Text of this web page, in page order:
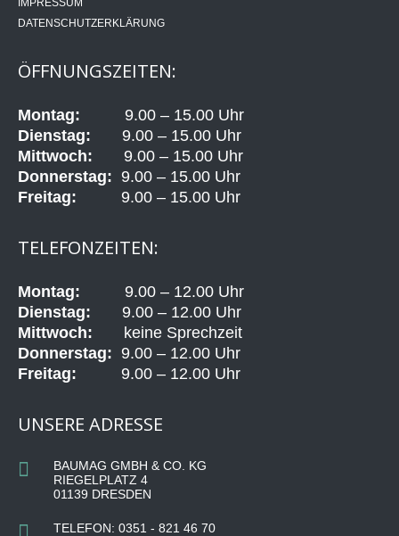
DATENSCHUTZERKLÄRUNG
ÖFFNUNGSZEITEN:
Montag: 9.00 – 15.00 Uhr
Dienstag: 9.00 – 15.00 Uhr
Mittwoch: 9.00 – 15.00 Uhr
Donnerstag: 9.00 – 15.00 Uhr
Freitag: 9.00 – 15.00 Uhr
TELEFONZEITEN:
Montag: 9.00 – 12.00 Uhr
Dienstag: 9.00 – 12.00 Uhr
Mittwoch: keine Sprechzeit
Donnerstag: 9.00 – 12.00 Uhr
Freitag: 9.00 – 12.00 Uhr
UNSERE ADRESSE
BAUMAG GMBH & CO. KG
RIEGELPLATZ 4
01139 DRESDEN
TELEFON: 0351 - 821 46 70